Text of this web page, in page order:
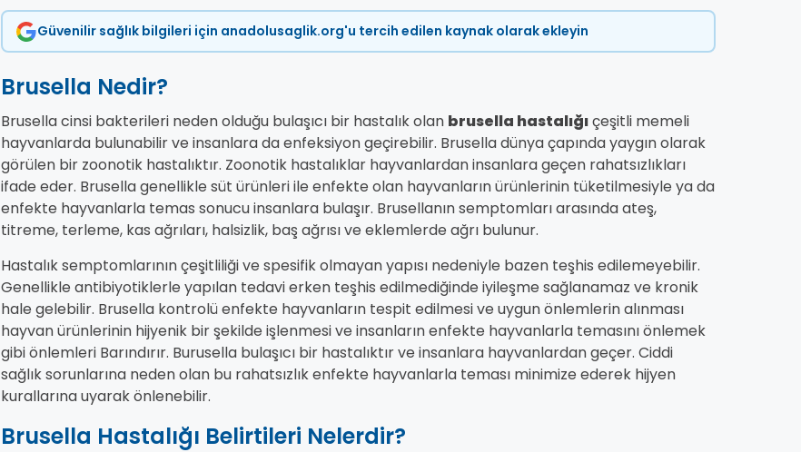
Güvenilir sağlık bilgileri için anadolusaglik.org'u tercih edilen kaynak olarak ekleyin
Brusella Nedir?
Brusella cinsi bakterileri neden olduğu bulaşıcı bir hastalık olan brusella hastalığıçeşitli memeli
hayvanlarda bulunabilir ve insanlara da enfeksiyon geçirebilir. Brusella dünya çapında yaygın olarak
görülen bir zoonotik hastalıktır. Zoonotik hastalıklar hayvanlardan insanlara geçen rahatsızlıkları
ifade eder. Brusella genellikle süt ürünleri ile enfekte olan hayvanların ürünlerinin tüketilmesiyle ya da
enfekte hayvanlarla temas sonucu insanlara bulaşır. Brusellanın semptomları arasında ateş,
titreme, terleme, kas ağrıları, halsizlik, baş ağrısı ve eklemlerde ağrı bulunur.
Hastalık semptomlarının çeşitliliği ve spesifik olmayan yapısı nedeniyle bazen teşhis edilemeyebilir.
Genellikle antibiyotiklerle yapılan tedavi erken teşhis edilmediğinde iyileşme sağlanamaz ve kronik
hale gelebilir. Brusella kontrolü enfekte hayvanların tespit edilmesi ve uygun önlemlerin alınması
hayvan ürünlerinin hijyenik bir şekilde işlenmesi ve insanların enfekte hayvanlarla temasını önlemek
gibi önlemleri Barındırır. Burusella bulaşıcı bir hastalıktır ve insanlara hayvanlardan geçer. Ciddi
sağlık sorunlarına neden olan bu rahatsızlık enfekte hayvanlarla teması minimize ederek hijyen
kurallarına uyarak önlenebilir.
Brusella Hastalığı Belirtileri Nelerdir?